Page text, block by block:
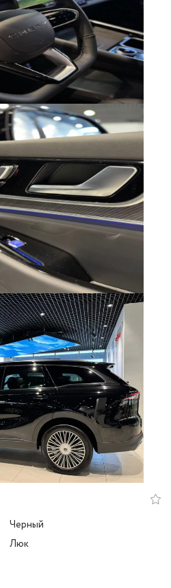
Черный
Люк